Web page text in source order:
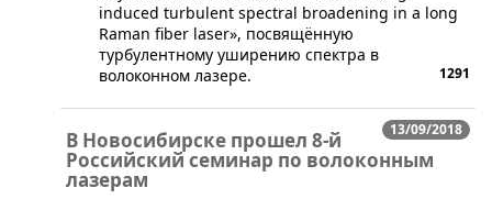
induced turbulent spectral broadening in a long
Raman fiber laser», посвящённую
турбулентному уширению спектра в
волоконном лазере.
1291
13/09/2018
В Новосибирске прошел 8-й
Российский семинар по волоконным
лазерам